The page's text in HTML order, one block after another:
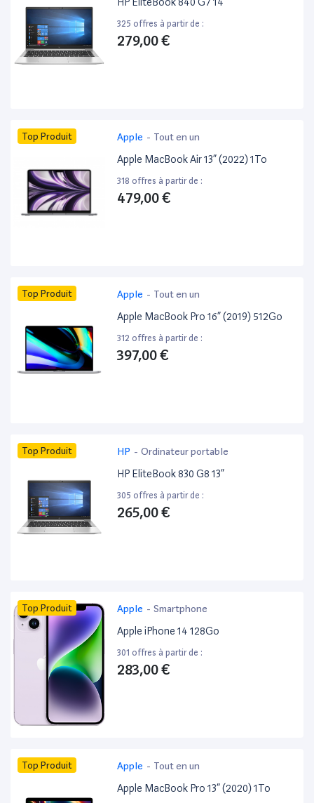
325 offres à partir de :
279,00 €
Top Produit Apple - Tout en un
Apple MacBook Air 13” (2022) 1To
318 offres à partir de :
479,00 €
Top Produit Apple - Tout en un
Apple MacBook Pro 16” (2019) 512Go
312 offres à partir de :
397,00 €
Top Produit HP - Ordinateur portable
HP EliteBook 830 G8 13”
305 offres à partir de :
265,00 €
Top Produit Apple - Smartphone
Apple iPhone 14 128Go
301 offres à partir de :
283,00 €
Top Produit Apple - Tout en un
Apple MacBook Pro 13” (2020) 1To